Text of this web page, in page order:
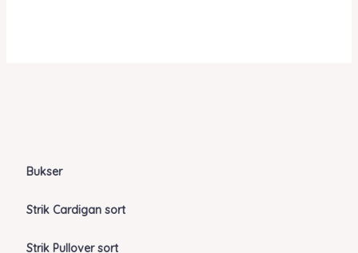
Bukser
Strik Cardigan sort
Strik Pullover sort